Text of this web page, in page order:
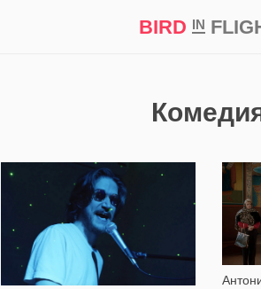
BIRD IN